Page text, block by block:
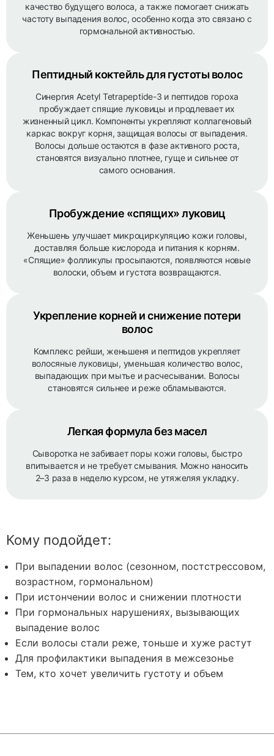
качество будущего волоса, а также помогает снижать
частоту выпадения волос, особенно когда это связано с
гормональной активностью.
Пептидный коктейль для густоты волос
Синергия Acetyl Tetrapeptide-3 и пептидов гороха
пробуждает спящие луковицы и продлевает их
жизненный цикл. Компоненты укрепляют коллагеновый
каркас вокруг корня, защищая волосы от выпадения.
Волосы дольше остаются в фазе активного роста,
становятся визуально плотнее, гуще и сильнее от
самого основания.
Пробуждение «спящих» луковиц
Женьшень улучшает микроциркуляцию кожи головы,
доставляя больше кислорода и питания к корням.
«Спящие» фолликулы просыпаются, появляются новые
волоски, объем и густота возвращаются.
Укрепление корней и снижение потери
волос
Комплекс рейши, женьшеня и пептидов укрепляет
волосяные луковицы, уменьшая количество волос,
выпадающих при мытье и расчесывании. Волосы
становятся сильнее и реже обламываются.
Легкая формула без масел
Сыворотка не забивает поры кожи головы, быстро
впитывается и не требует смывания. Можно наносить
2–3 раза в неделю курсом, не утяжеляя укладку.
Кому подойдет:
При выпадении волос (сезонном, постстрессовом,
возрастном, гормональном)
При истончении волос и снижении плотности
При гормональных нарушениях, вызывающих
выпадение волос
Если волосы стали реже, тоньше и хуже растут
Для профилактики выпадения в межсезонье
Тем, кто хочет увеличить густоту и объем